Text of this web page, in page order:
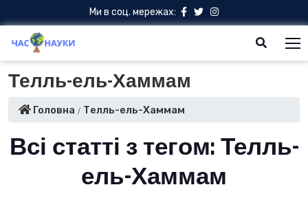
Ми в соц. мережах:
Телль-ель-Хаммам
Головна Телль-ель-Хаммам
Всі статті з тегом: Телль-
ель-Хаммам